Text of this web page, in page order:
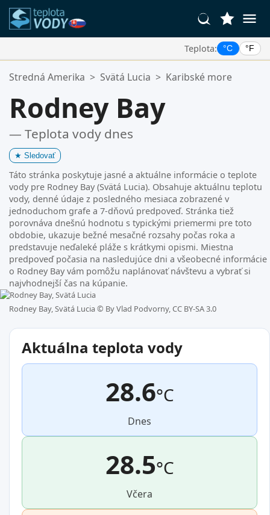
Teplota: °C °F
Vaše Obľúbené Lokality:
Stredná Amerika > Svätá Lucia > Karibské more
Rodney Bay
— Teplota vody dnes
★ Sledovať
Táto stránka poskytuje jasné a aktuálne informácie o teplote
vody pre Rodney Bay (Svätá Lucia). Obsahuje aktuálnu teplotu
vody, denné údaje z posledného mesiaca zobrazené v
jednoduchom grafe a 7-dňovú predpoveď. Stránka tiež
porovnáva dnešnú hodnotu s typickými priemermi pre toto
obdobie, ukazuje bežné mesačné rozsahy počas roka a
predstavuje neďaleké pláže s krátkymi opismi. Miestna
predpoveď počasia na nasledujúce dni a všeobecné informácie
o Rodney Bay vám pomôžu naplánovať návštevu a vybrať si
najvhodnejší čas na kúpanie.
Rodney Bay, Svätá Lucia © By Vlad Podvorny, CC BY-SA 3.0
Aktuálna teplota vody
28.6°C
Dnes
28.5°C
Včera